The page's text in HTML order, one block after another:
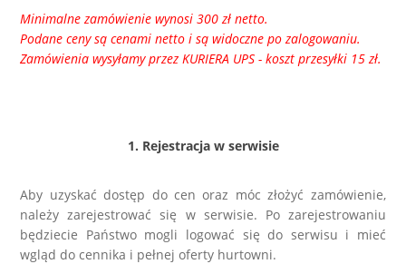
Breloki
Zestawy prezentowe
Ekspozytory męskie
Kolczyki męskie
Metaloplastyka
Biżuteria ze skóry
Biżuteria ślubna
NOWE PRODUKTY
AMAZONIT
AWENTURYN
Minimalne zamówienie wynosi 300 zł netto.
Podane ceny są cenami netto i są widoczne po zalogowaniu.
Zamówienia wysyłamy przez KURIERA UPS - koszt przesyłki 15 zł.
1. Rejestracja w serwisie
Aby uzyskać dostęp do cen oraz móc złożyć zamówienie,
należy zarejestrować się w serwisie. Po zarejestrowaniu
będziecie Państwo mogli logować się do serwisu i mieć
wgląd do cennika i pełnej oferty hurtowni.